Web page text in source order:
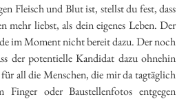
Fleisch und Blut ist, stellst du fest, dass
mehr liebst, als dein eigenes Leben. Der
im Moment nicht bereit dazu. Der noch
der potentielle Kandidat dazu ohnehin
all die Menschen, die mir da tagtäglich
oder Baustellenfotos entgegen